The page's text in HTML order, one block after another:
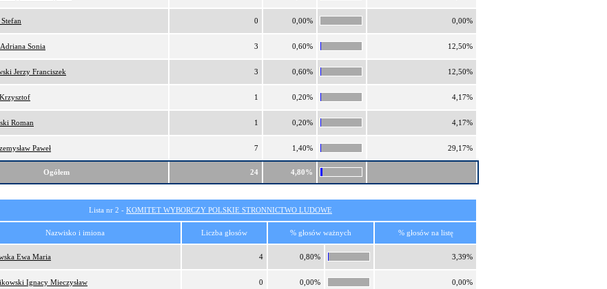
0 0,00% 0,00%
Sonia 3 0,60% 12,50%
Jerzy Franciszek 3 0,60% 12,50%
1 0,20% 4,17%
Roman 1 0,20% 4,17%
Paweł 7 1,40% 29,17%
Ogółem 24 4,80%
Lista nr 2 - KOMITET WYBORCZY POLSKIE STRONNICTWO LUDOWE
Nazwisko i imiona Liczba głosów % głosów ważnych % głosów na listę
Ewa Maria 4 0,80% 3,39%
Ignacy Mieczysław 0 0,00% 0,00%